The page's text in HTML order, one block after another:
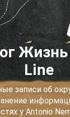
Жизнь
Line
записи об
у Antonio